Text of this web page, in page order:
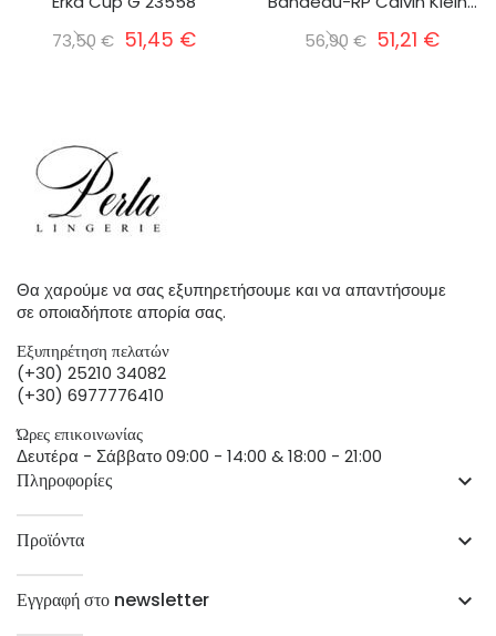
73,50 € 51,45 €
56,90 € 51,21 €
Θα χαρούμε να σας εξυπηρετήσουμε και να απαντήσουμε
σε οποιαδήποτε απορία σας.
Εξυπηρέτηση πελατών
(+30) 25210 34082
(+30) 6977776410
Ώρες επικοινωνίας
Δευτέρα - Σάββατο 09:00 - 14:00 & 18:00 - 21:00
Πληροφορίες keyboard_arrow_down
Προϊόντα keyboard_arrow_down
Εγγραφή στο newsletter keyboard_arrow_down